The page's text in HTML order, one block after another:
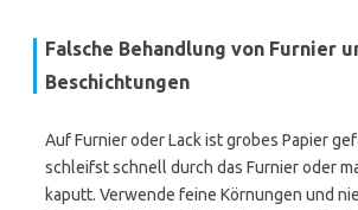
Falsche Behandlung von Furnier
Beschichtungen
Auf Furnier oder Lack ist grobes Papier
schleifst schnell durch das Furnier oder
kaputt. Verwende feine Körnungen und